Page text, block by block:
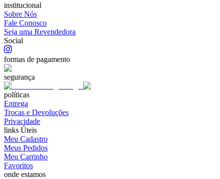
institucional
Sobre Nós
Fale Conosco
Seja uma Revendedora
Social
formas de pagamento
segurança
políticas
Entrega
Trocas e Devoluções
Privacidade
links Úteis
Meu Cadastro
Meus Pedidos
Meu Carrinho
Favoritos
onde estamos